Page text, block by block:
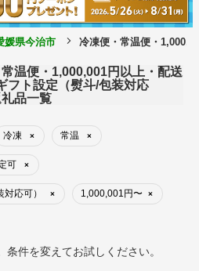
媛県今治市 冷凍便・常温便・
温便・1,000,001円以上・配送
フト設定（熨斗/包装対応
品一覧
冷凍 × 常温 ×
可 ×
対応可） × 1,000,001円〜 ×
件を変えてお試しください。